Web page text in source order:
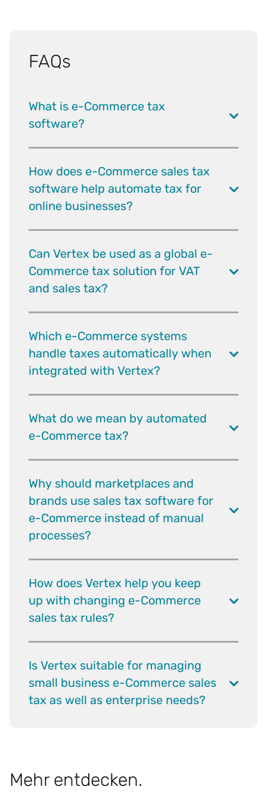
FAQs
What is e-Commerce tax
software?
How does e-Commerce sales tax
software help automate tax for
online businesses?
Can Vertex be used as a global e-
Commerce tax solution for VAT
and sales tax?
Which e-Commerce systems
handle taxes automatically when
integrated with Vertex?
What do we mean by automated
e-Commerce tax?
Why should marketplaces and
brands use sales tax software for
e-Commerce instead of manual
processes?
How does Vertex help you keep
up with changing e-Commerce
sales tax rules?
Is Vertex suitable for managing
small business e-Commerce sales
tax as well as enterprise needs?
Mehr entdecken.